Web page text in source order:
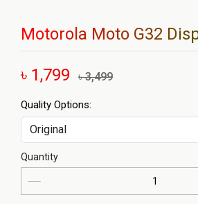
Motorola Moto G32
৳ 1,799 ৳ 3,499
Quality Options:
Quantity